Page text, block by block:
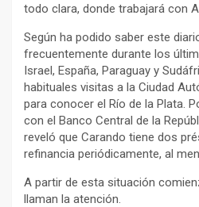
todo clara, donde trabajará con
Según ha podido saber este
frecuentemente durante los
Israel, España, Paraguay y
habituales visitas a la Ciudad
para conocer el Río de la Plata.
con el Banco Central de la
reveló que Carando tiene dos
refinancia periódicamente, al
A partir de esta situación
llaman la atención.